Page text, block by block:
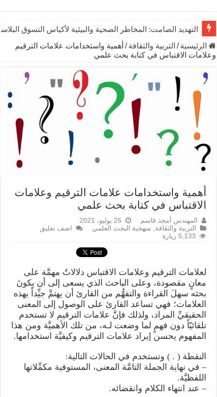
التهديد الصامت: المخاطر الصحية والبيئية لأكياس التسوق
الرئيسية / التربية والثقافة / أهمية واستخدامات علامات الترقيم
وعلامات الاقتباس في كتابة بحث علمي
أهمية واستخدامات علامات الترقيم وعلامات
الاقتباس في كتابة بحث علمي
المهندس أمجد قاسم
26 يوليو، 2021
التربية والثقافة, منهجية البحث العلمي
اضف تعليق
5,133 زيارة
لعلامات الترقيم وعلامات الاقتباس دلالاتٌ مهمَّة على
معانٍ مقصودة، وعلى الباحث الذي يسعى إلى أن يكونَ
بحثه سهلَ القراءة والتفهُّم من القارئ أن يهتمَّ جيِّداً بهذه
العلامات؛ فهي تساعد القارئ على الوصول إلى المعنى
الحقيقيِّ المراد، ولذلك فإنَّ علامات الترقيم لا تستخدم
تلقائيّاً دون فهمٍ لما وضعت لـه، من تلك الأهميَّة ومن هذا
المفهوم يحسن إيراد علامات الترقيم وكيفيَّة استخدامها.
النقطة ( . ) وتستخدم في الحالات التالية:
– في نهاية الجملة التامَّة المعنى، المستوفية مكمِّلاتها
اللفظيَّة.
– عند انتهاء الكلام وانقضائه.